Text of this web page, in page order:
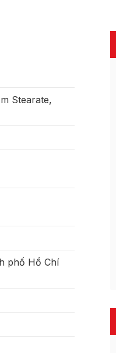
Stearate,
phố Hồ Chí